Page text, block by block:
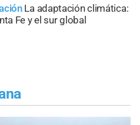
La adaptación climática:
Fe y el sur global